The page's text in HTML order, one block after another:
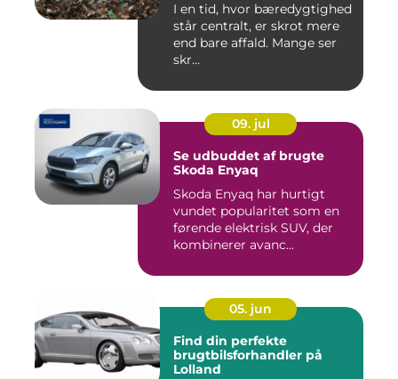
I en tid, hvor bæredygtighed
står centralt, er skrot mere
end bare affald. Mange ser
skr...
09. jul
Se udbuddet af brugte
Skoda Enyaq
Skoda Enyaq har hurtigt
vundet popularitet som en
førende elektrisk SUV, der
kombinerer avanc...
05. jun
Find din perfekte
brugtbilsforhandler på
Lolland